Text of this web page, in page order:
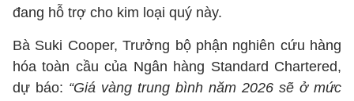
đang hỗ trợ cho kim loại quý này.
Bà Suki Cooper, Trưởng bộ phận nghiên cứu hàng
hóa toàn cầu của Ngân hàng Standard Chartered,
dự báo: “Giá vàng trung bình năm 2026 sẽ ở mức